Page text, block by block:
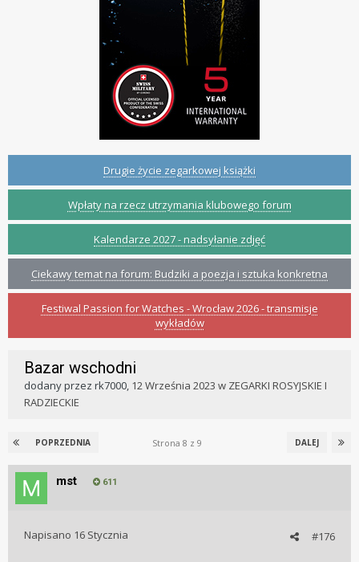
Drugie życie zegarkowej książki
Wpłaty na rzecz utrzymania klubowego forum
Kalendarze 2027 - nadsyłanie zdjęć
Ciekawy temat na forum: Budziki a poezja i sztuka konkretna
Festiwal Passion for Watches - Wrocław 2026 - transmisje
wykładów
Bazar wschodni
dodany przez rk7000, 12 Września 2023 w ZEGARKI ROSYJSKIE I
RADZIECKIE
POPRZEDNIA DALEJ
Strona 8 z 9
mst 611
#176
Napisano 16 Stycznia